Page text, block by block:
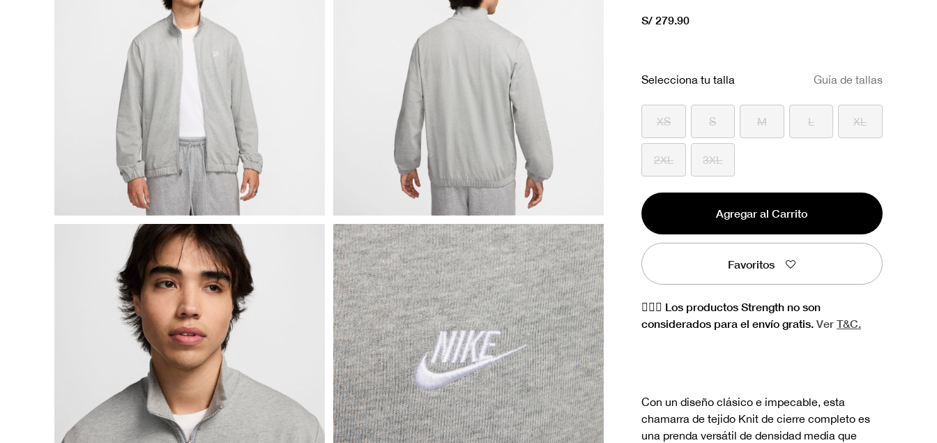
S/ 279.90
Selecciona tu talla Guía de tallas
XS S M L XL
2XL 3XL
Agregar al Carrito
Favoritos
🏋🏻‍♀️ Los productos Strength no son
considerados para el envío gratis. Ver T&C.
Con un diseño clásico e impecable, esta
chamarra de tejido Knit de cierre completo es
una prenda versátil de densidad media que